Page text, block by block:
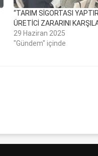
“TARIM SİGORTASI
ÜRETİCİ ZARARINI
29 Haziran 2025
"Gündem" içinde